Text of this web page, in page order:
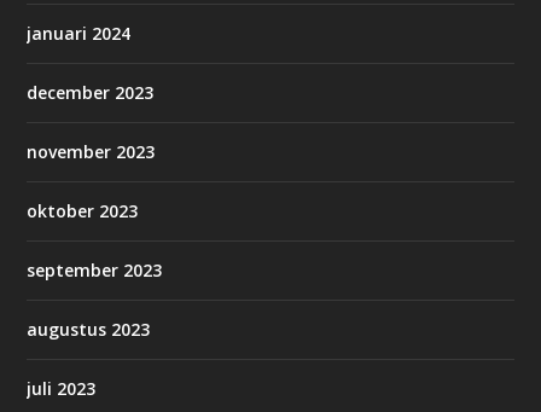
januari 2024
december 2023
november 2023
oktober 2023
september 2023
augustus 2023
juli 2023